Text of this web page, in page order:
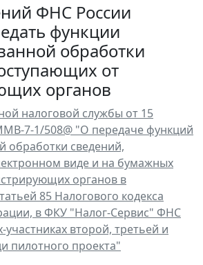
ФНС России
функции
обработки
от
органов
налоговой службы от 15
7-1/508@ "О передаче функций
обработки сведений,
виде и на бумажных
органов в
85 Налогового кодекса
в ФКУ "Налог-Сервис" ФНС
участниках второй, третьей и
пилотного проекта"